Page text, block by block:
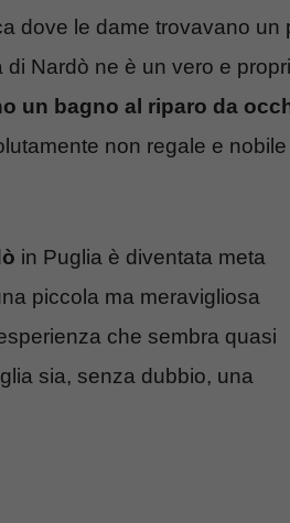
dove le dame trovavano un
Nardò ne è un vero e
un bagno al riparo da
non regale e nobile
in Puglia è diventata meta
piccola ma meravigliosa
che sembra quasi
sia, senza dubbio, una